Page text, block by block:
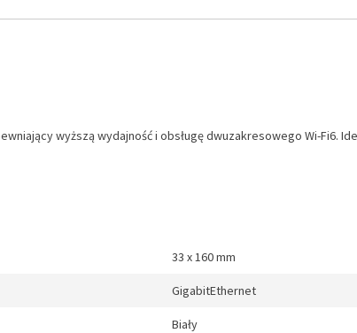
wyższą wydajność i obsługę dwuzakresowego Wi-Fi6.
33 x 160 mm
GigabitEthernet
Biały